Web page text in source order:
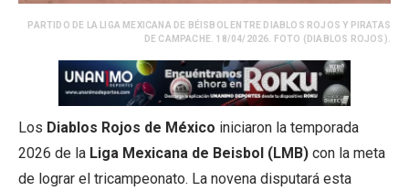
PARTIDO DE LA LIGA MEXICANA DE BÉISBOL ENTRE DIABLOS ROJOS Y PIRATAS
DE CAMPACHE. 18/04/2026. FOTO (DIABLOS ROJOS).
Los Diablos Rojos de México iniciaron la temporada
2026 de la Liga Mexicana de Beisbol (LMB) con la meta
de lograr el tricampeonato. La novena disputará esta